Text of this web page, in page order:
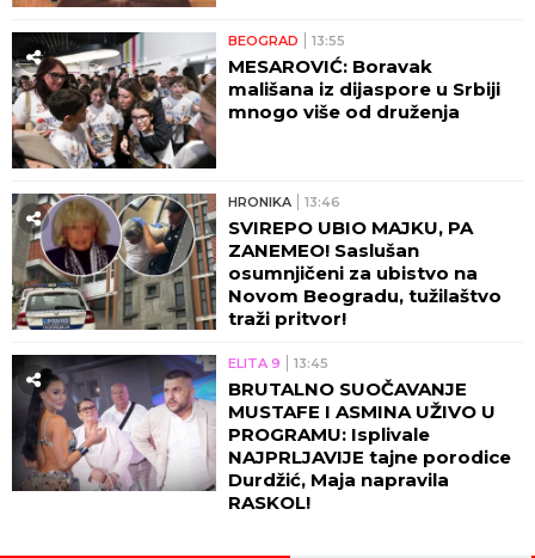
BEOGRAD 13:55
MESAROVIĆ: Boravak
mališana iz dijaspore u Srbiji
mnogo više od druženja
HRONIKA 13:46
SVIREPO UBIO MAJKU, PA
ZANEMEO! Saslušan
osumnjičeni za ubistvo na
Novom Beogradu, tužilaštvo
traži pritvor!
ELITA 9 13:45
BRUTALNO SUOČAVANJE
MUSTAFE I ASMINA UŽIVO U
PROGRAMU: Isplivale
NAJPRLJAVIJE tajne porodice
Durdžić, Maja napravila
RASKOL!